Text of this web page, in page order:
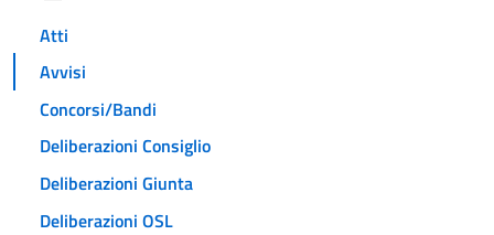
Atti
Avvisi
Concorsi/Bandi
Deliberazioni Consiglio
Deliberazioni Giunta
Deliberazioni OSL